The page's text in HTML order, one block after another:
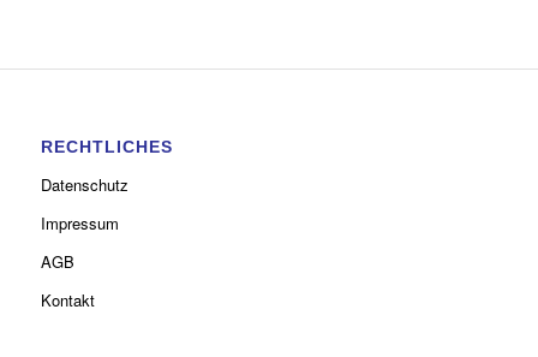
RECHTLICHES
Datenschutz
Impressum
AGB
Kontakt